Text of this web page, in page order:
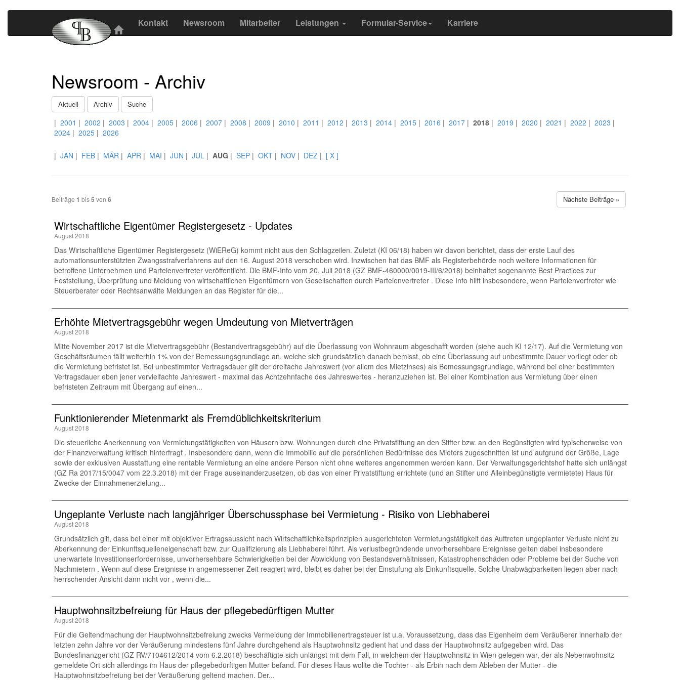
Kontakt Newsroom Mitarbeiter Leistungen Formular-Service Karriere
Newsroom - Archiv
Aktuell Archiv Suche
| 2001 | 2002 | 2003 | 2004 | 2005 | 2006 | 2007 | 2008 | 2009 | 2010 | 2011 | 2012 | 2013 | 2014 | 2015 | 2016 | 2017 | 2018 | 2019 | 2020 | 2021 | 2022 | 2023 |
2024 | 2025 | 2026
| JAN | FEB | MÄR | APR | MAI | JUN | JUL | AUG | SEP | OKT | NOV | DEZ | [ X ]
Beiträge 1 bis5 von 6 Nächste Beiträge »
Wirtschaftliche Eigentümer Registergesetz - Updates
August 2018
Das Wirtschaftliche Eigentümer Registergesetz (WiEReG) kommt nicht aus den Schlagzeilen. Zuletzt (KI 06/18) haben wir davon berichtet, dass der erste Lauf des
automationsunterstützten Zwangsstrafverfahrens auf den 16. August 2018 verschoben wird. Inzwischen hat das BMF als Registerbehörde noch weitere Informationen für
betroffene Unternehmen und Parteienvertreter veröffentlicht. Die BMF-Info vom 20. Juli 2018 (GZ BMF-460000/0019-III/6/2018) beinhaltet sogenannte Best Practices zur
Feststellung, Überprüfung und Meldung von wirtschaftlichen Eigentümern von Gesellschaften durch Parteienvertreter . Diese Info hilft insbesondere, wenn Parteienvertreter wie
Steuerberater oder Rechtsanwälte Meldungen an das Register für die...
Erhöhte Mietvertragsgebühr wegen Umdeutung von Mietverträgen
August 2018
Mitte November 2017 ist die Mietvertragsgebühr (Bestandvertragsgebühr) auf die Überlassung von Wohnraum abgeschafft worden (siehe auch KI 12/17). Auf die Vermietung von
Geschäftsräumen fällt weiterhin 1% von der Bemessungsgrundlage an, welche sich grundsätzlich danach bemisst, ob eine Überlassung auf unbestimmte Dauer vorliegt oder ob
die Vermietung befristet ist. Bei unbestimmter Vertragsdauer gilt der dreifache Jahreswert (vor allem des Mietzinses) als Bemessungsgrundlage, während bei einer bestimmten
Vertragsdauer eben jener vervielfachte Jahreswert - maximal das Achtzehnfache des Jahreswertes - heranzuziehen ist. Bei einer Kombination aus Vermietung über einen
befristeten Zeitraum mit Übergang auf einen...
Funktionierender Mietenmarkt als Fremdüblichkeitskriterium
August 2018
Die steuerliche Anerkennung von Vermietungstätigkeiten von Häusern bzw. Wohnungen durch eine Privatstiftung an den Stifter bzw. an den Begünstigten wird typischerweise von
der Finanzverwaltung kritisch hinterfragt . Insbesondere dann, wenn die Immobilie auf die persönlichen Bedürfnisse des Mieters zugeschnitten ist und aufgrund der Größe, Lage
sowie der exklusiven Ausstattung eine rentable Vermietung an eine andere Person nicht ohne weiteres angenommen werden kann. Der Verwaltungsgerichtshof hatte sich unlängst
(GZ Ra 2017/15/0047 vom 22.3.2018) mit der Frage auseinanderzusetzen, ob das von einer Privatstiftung errichtete (und an Stifter und Alleinbegünstigte vermietete) Haus für
Zwecke der Einnahmenerzielung...
Ungeplante Verluste nach langjähriger Überschussphase bei Vermietung - Risiko von Liebhaberei
August 2018
Grundsätzlich gilt, dass bei einer mit objektiver Ertragsaussicht nach Wirtschaftlichkeitsprinzipien ausgerichteten Vermietungstätigkeit das Auftreten ungeplanter Verluste nicht zu
Aberkennung der Einkunftsquelleneigenschaft bzw. zur Qualifizierung als Liebhaberei führt. Als verlustbegründende unvorhersehbare Ereignisse gelten dabei insbesondere
unerwartete Investitionserfordernisse, unvorhersehbare Schwierigkeiten bei der Abwicklung von Bestandsverhältnissen, Katastrophenschäden oder Probleme bei der Suche von
Nachmietern . Wenn auf diese Ereignisse in angemessener Zeit reagiert wird, bleibt es daher bei der Einstufung als Einkunftsquelle. Solche Unabwägbarkeiten liegen aber nach
herrschender Ansicht dann nicht vor , wenn die...
Hauptwohnsitzbefreiung für Haus der pflegebedürftigen Mutter
August 2018
Für die Geltendmachung der Hauptwohnsitzbefreiung zwecks Vermeidung der Immobilienertragsteuer ist u.a. Voraussetzung, dass das Eigenheim dem Veräußerer innerhalb der
letzten zehn Jahre vor der Veräußerung mindestens fünf Jahre durchgehend als Hauptwohnsitz gedient hat und dass der Hauptwohnsitz aufgegeben wird. Das
Bundesfinanzgericht (GZ RV/7104612/2014 vom 6.2.2018) beschäftigte sich unlängst mit dem Fall, in welchem der Hauptwohnsitz in Wien gelegen war, der als Nebenwohnsitz
gemeldete Ort sich allerdings im Haus der pflegebedürftigen Mutter befand. Für dieses Haus wollte die Tochter - als Erbin nach dem Ableben der Mutter - die
Hauptwohnsitzbefreiung bei der Veräußerung geltend machen. Der...